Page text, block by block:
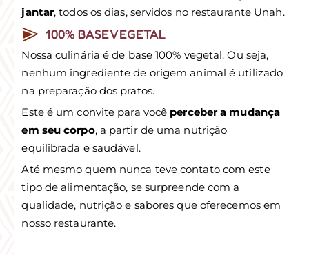
jantar, todos os dias, servidos no restaurante Unah.
100% BASE VEGETAL
Nossa culinária é de base 100% vegetal. Ou seja,
nenhum ingrediente de origem animal é utilizado
na preparação dos pratos.
Este é um convite para você perceber a mudança
em seu corpo, a partir de uma nutrição
equilibrada e saudável.
Até mesmo quem nunca teve contato com este
tipo de alimentação, se surpreende com a
qualidade, nutrição e sabores que oferecemos em
nosso restaurante.